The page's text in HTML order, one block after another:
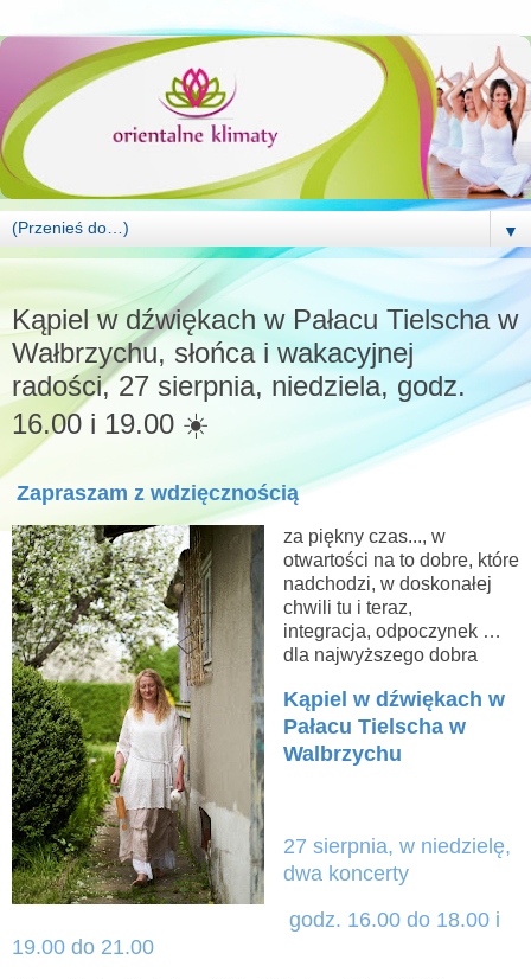
▼
CZWARTEK, 20 LIPCA 2023
Kąpiel w dźwiękach w Pałacu Tielscha w
Wałbrzychu, słońca i wakacyjnej
radości, 27 sierpnia, niedziela, godz.
16.00 i 19.00 ☀️
Zapraszam z wdzięcznością
za piękny czas..., w
otwartości na to dobre, które
nadchodzi, w doskonałej
chwili tu i teraz,
integracja, odpoczynek …
dla najwyższego dobra
Kąpiel w dźwiękach w
Pałacu Tielscha w
Walbrzychu
27 sierpnia, w niedzielę,
dwa koncerty
godz. 16.00 do 18.00 i
19.00 do 21.00